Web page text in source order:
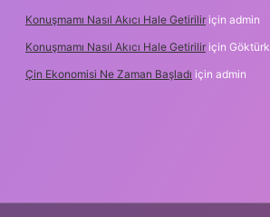
Konuşmamı Nasıl Akıcı Hale Getirilir için admin
Konuşmamı Nasıl Akıcı Hale Getirilir için Göktürk
Çin Ekonomisi Ne Zaman Başladı için admin